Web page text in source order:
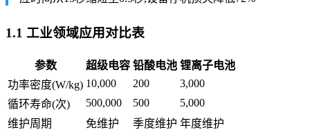
1.1 工业领域应用对比表
参数 超级电容 铅酸电池 锂离子电池
功率密度(W/kg) 10,000 200
3,000
循环寿命(次)
500,000 500
5,000
维护周期
免维护 季度维护 年度维护